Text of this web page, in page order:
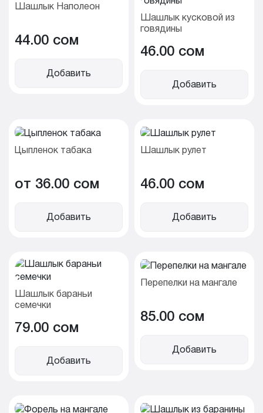
Шашлык Наполеон
44.00 cом
Добавить
Шашлык кусковой из
говядины
46.00 cом
Добавить
Цыпленок табака
от 36.00 cом
Добавить
Шашлык рулет
46.00 cом
Добавить
Шашлык бараньи
семечки
79.00 cом
Добавить
Перепелки на мангале
85.00 cом
Добавить